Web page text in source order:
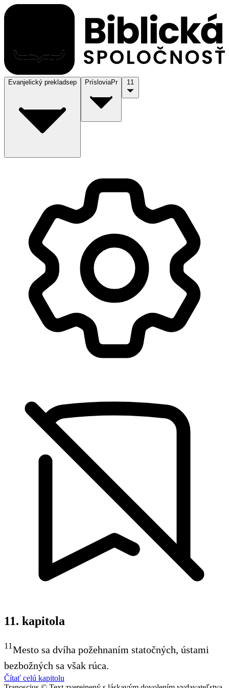
Evanjelický prekladsep PrísloviaPr
11. kapitola
11Mesto sa dvíha požehnaním statočných, ústami
bezbožných sa však rúca.
Čítať celú kapitolu